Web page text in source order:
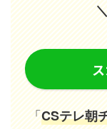
「CSテレ朝